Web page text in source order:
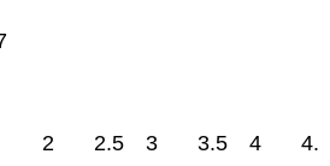
2 2.5 3 3.5 4 4.5